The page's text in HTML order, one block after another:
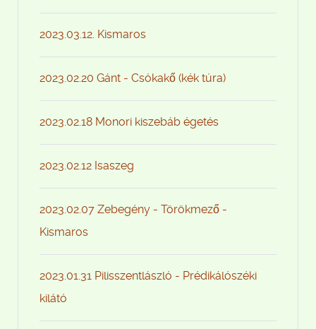
2023.03.12. Kismaros
2023.02.20 Gánt - Csókakő (kék túra)
2023.02.18 Monori kiszebáb égetés
2023.02.12 Isaszeg
2023.02.07 Zebegény - Törökmező -
Kismaros
2023.01.31 Pilisszentlászló - Prédikálószéki
kilátó